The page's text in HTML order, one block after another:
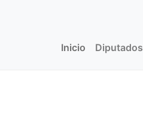
Inicio (current)
Diputados